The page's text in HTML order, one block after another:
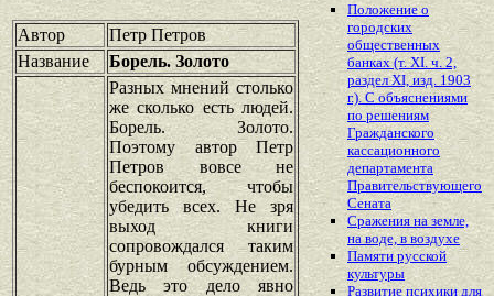
Автор
Петр Петров
Название
Борель. Золото
Разных мнений столько
же сколько есть людей.
Борель. Золото.
Поэтому автор Петр
Петров вовсе не
беспокоится, чтобы
убедить всех. Не зря
выход книги
сопровождался таким
бурным обсуждением.
Ведь это дело явно
Положение о
городских
общественных
банках (т. XI. ч. 2,
раздел XI, изд. 1903
г.). С объяснениями
по решениям
Гражданского
кассационного
департамента
Правительствующего
Сената
Сражения на земле,
на воде, в воздухе
Памяти русской
культуры
Развитие психики для